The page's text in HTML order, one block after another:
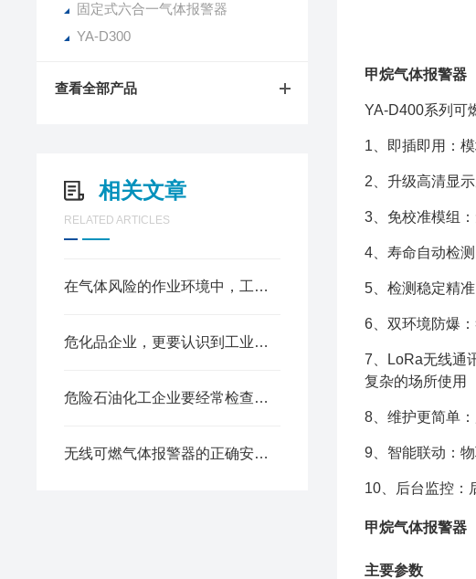
固定式六合一气体报警器
YA-D300
查看全部产品
相关文章
RELATED ARTICLES
在气体风险的作业环境中，工业气体报警器是关键的一道防线
危化品企业，更要认识到工业气体报警器的重要性
危险石油化工企业要经常检查工业气体报警器的报警效果
无线可燃气体报警器的正确安装方法全解析，新手也能轻松上手
甲烷气体报警器
YA-D400系列可
1、即插即用：
2、 升级高清显
3、免校准模组
4、寿命自动检
5、检测稳定精
6、双环境防爆
7、LoRa无线通
复杂的场所使用
8、维护更简单
9、智能联动：
10、后台监控：
甲烷气体报警器
主要参数